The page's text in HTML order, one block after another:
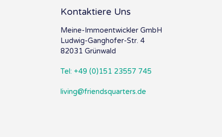
Kontaktiere Uns
Meine-Immoentwickler GmbH
Ludwig-Ganghofer-Str. 4
82031 Grünwald
Tel: +49 (0)151 23557 745
living@friendsquarters.de